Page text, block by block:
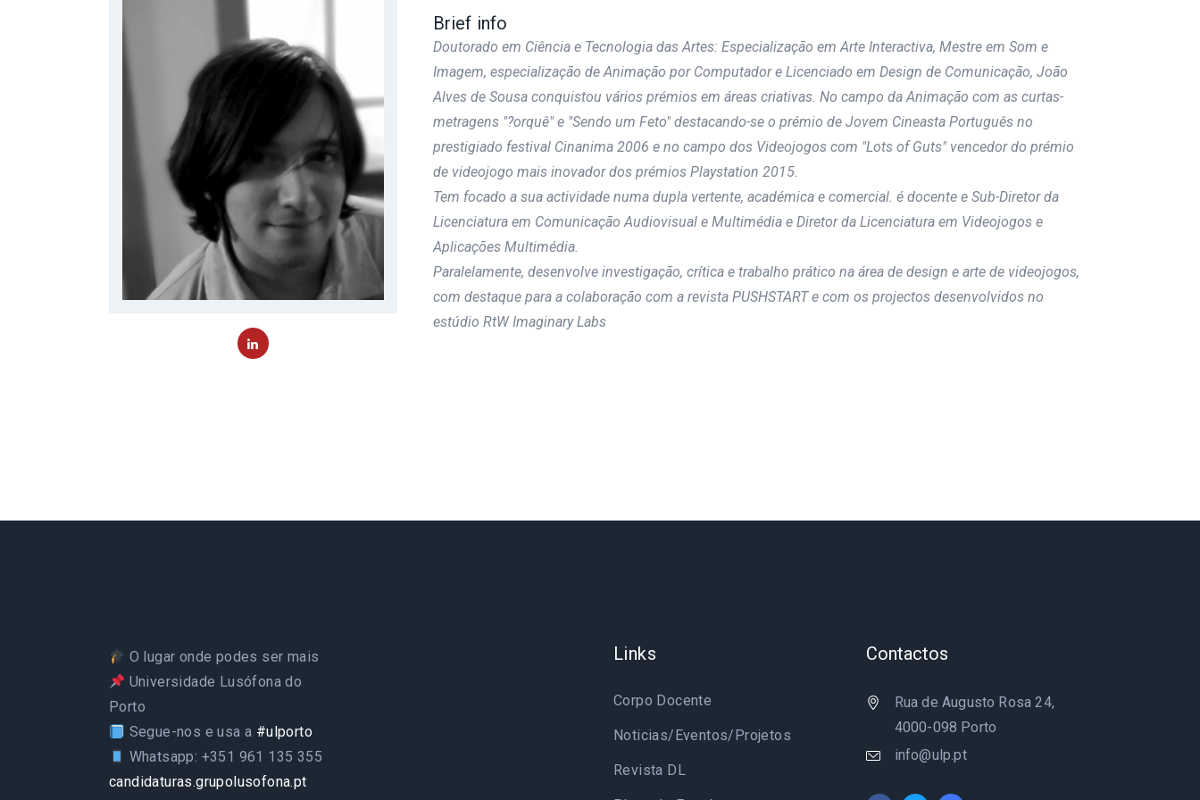
Brief info
Doutorado em Ciência e Tecnologia das Artes: Especialização em Arte Interactiva, Mestre em Som e
Imagem, especialização de Animação por Computador e Licenciado em Design de Comunicação, João
Alves de Sousa conquistou vários prémios em áreas criativas. No campo da Animação com as curtas-
metragens "?orquê" e "Sendo um Feto" destacando-se o prémio de Jovem Cineasta Português no
prestigiado festival Cinanima 2006 e no campo dos Videojogos com "Lots of Guts" vencedor do prémio
de videojogo mais inovador dos prémios Playstation 2015.
Tem focado a sua actividade numa dupla vertente, académica e comercial. é docente e Sub-Diretor da
Licenciatura em Comunicação Audiovisual e Multimédia e Diretor da Licenciatura em Videojogos e
Aplicações Multimédia.
Paralelamente, desenvolve investigação, crítica e trabalho prático na área de design e arte de videojogos,
com destaque para a colaboração com a revista PUSHSTART e com os projectos desenvolvidos no
estúdio RtW Imaginary Labs
O lugar onde podes ser mais
Universidade Lusófona do
Porto
Segue-nos e usa a #ulporto
Whatsapp: +351 961 135 355
candidaturas.grupolusofona.pt
Links
Corpo Docente
Noticias/Eventos/Projetos
Revista DL
Contactos
Rua de Augusto Rosa 24,
4000-098 Porto
info@ulp.pt